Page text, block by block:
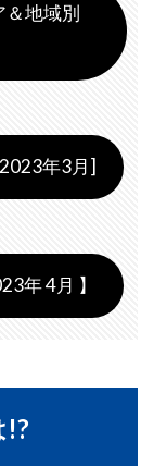
＆地域別
年3月]
年 4月 】
!?